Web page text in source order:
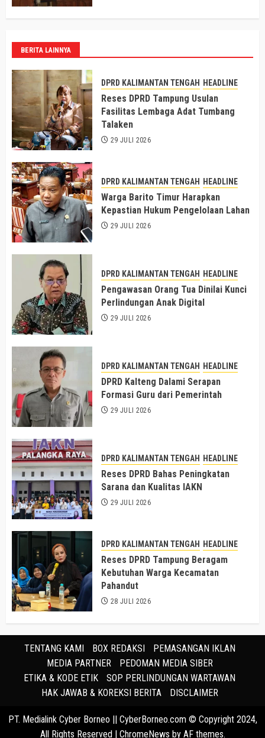
BERITA LAINNYA
DPRD KALIMANTAN TENGAH HEADLINE
Reses DPRD Tampung Usulan
Fasilitas Lembaga Adat Tumbang
Talaken
29 JULI 2026
DPRD KALIMANTAN TENGAH HEADLINE
Warga Barito Timur Harapkan
Kepastian Hukum Pengelolaan Lahan
29 JULI 2026
DPRD KALIMANTAN TENGAH HEADLINE
Pengawasan Orang Tua Dinilai Kunci
Perlindungan Anak Digital
29 JULI 2026
DPRD KALIMANTAN TENGAH HEADLINE
DPRD Kalteng Dalami Serapan
Formasi Guru dari Pemerintah
29 JULI 2026
DPRD KALIMANTAN TENGAH HEADLINE
Reses DPRD Bahas Peningkatan
Sarana dan Kualitas IAKN
29 JULI 2026
DPRD KALIMANTAN TENGAH HEADLINE
Reses DPRD Tampung Beragam
Kebutuhan Warga Kecamatan
Pahandut
28 JULI 2026
TENTANG KAMI BOX REDAKSI
PEMASANGAN IKLAN
MEDIA PARTNER
PEDOMAN MEDIA SIBER
ETIKA & KODE ETIK
SOP PERLINDUNGAN WARTAWAN
HAK JAWAB & KOREKSI BERITA
DISCLAIMER
PT. Medialink Cyber Borneo || CyberBorneo.com © Copyright 2024,
All Rights Reserved
ChromeNews by AF themes.